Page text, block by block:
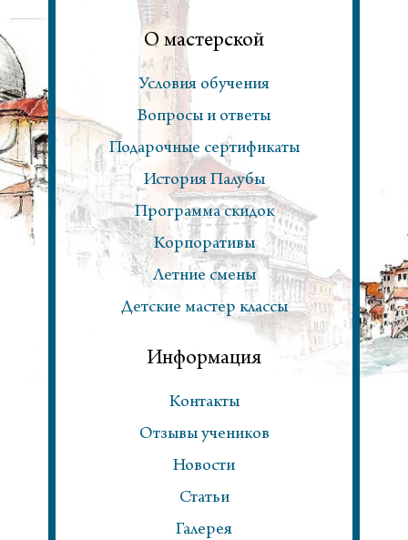
О мастерской
Условия обучения
Вопросы и ответы
Подарочные сертификаты
История Палубы
Программа скидок
Корпоративы
Летние смены
Детские мастер классы
Информация
Контакты
Отзывы учеников
Новости
Статьи
Галерея